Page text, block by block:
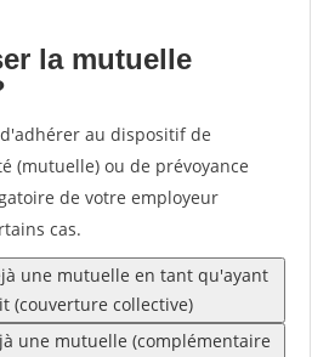
la mutuelle
au dispositif de
(mutuelle) ou de prévoyance
de votre employeur
cas.
une mutuelle en tant qu'ayant
(couverture collective)
une mutuelle (complémentaire